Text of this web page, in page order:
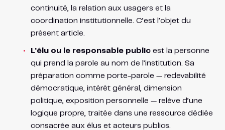
continuité, la relation aux usagers et la
coordination institutionnelle. C’est l’objet du
présent article.
L’élu ou le responsable publicest la personne
qui prend la parole au nom de l’institution. Sa
préparation comme porte-parole — redevabilité
démocratique, intérêt général, dimension
politique, exposition personnelle — relève d’une
logique propre, traitée dans une ressource dédiée
consacrée aux élus et acteurs publics.